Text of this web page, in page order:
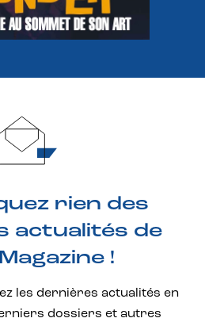
rien des
actualités de
!
les dernières actualités en
dossiers et autres